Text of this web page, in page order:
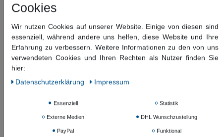
179,47 EUR
Inhalt1Stück
Versandfertig ca. 60-120 Tagen
In den Warenkorb
* inkl. ges. MwSt. zzgl.Versandkosten
Cookies
Wir nutzen Cookies auf unserer Website. Einige von diesen sind
essenziell, während andere uns helfen, diese Website und Ihre
Erfahrung zu verbessern. Weitere Informationen zu den von uns
verwendeten Cookies und Ihren Rechten als Nutzer finden Sie
hier:
Daten­schutz­erklärung
Impressum
Essenziell Statistik
Externe Medien DHL Wunschzustellung
PayPal Funktional